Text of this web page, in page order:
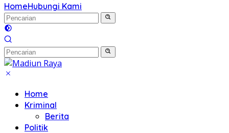
HomeHubungi Kami
Home
Kriminal
Berita
Politik